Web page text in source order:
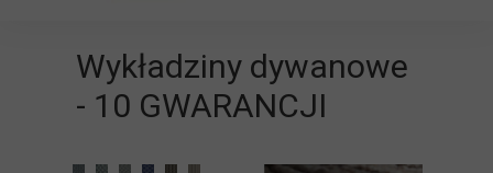
Wykładziny dywanowe
- 10 GWARANCJI